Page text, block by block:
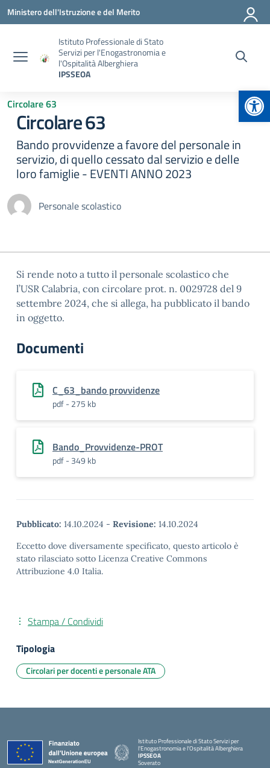
Vai ai contenuti
Vai al menu di navigazione
Vai al footer
Ministero dell'Istruzione e del Merito
Istituto Professionale di Stato
Servizi per l'Enogastronomia e
l'Ospitalità Alberghiera
IPSSEOA
Circolare 63
Circolare 63
Bando provvidenze a favore del personale in
servizio, di quello cessato dal servizio e delle
loro famiglie - EVENTI ANNO 2023
Personale scolastico
Si rende noto a tutto il personale scolastico che
l’USR Calabria, con circolare prot. n. 0029728 del 9
settembre 2024, che si allega, ha pubblicato il bando
in oggetto.
Documenti
C_63_bando provvidenze
pdf - 275 kb
Bando_Provvidenze-PROT
pdf - 349 kb
Pubblicato: 14.10.2024 - Revisione: 14.10.2024
Eccetto dove diversamente specificato, questo articolo è
stato rilasciato sotto Licenza Creative Commons
Attribuzione 4.0 Italia.
Stampa / Condividi
Tipologia
Circolari per docenti e personale ATA
Istituto Professionale di Stato Servizi per
l'Enogastronomia e l'Ospitalità Alberghiera
IPSSEOA
Soverato